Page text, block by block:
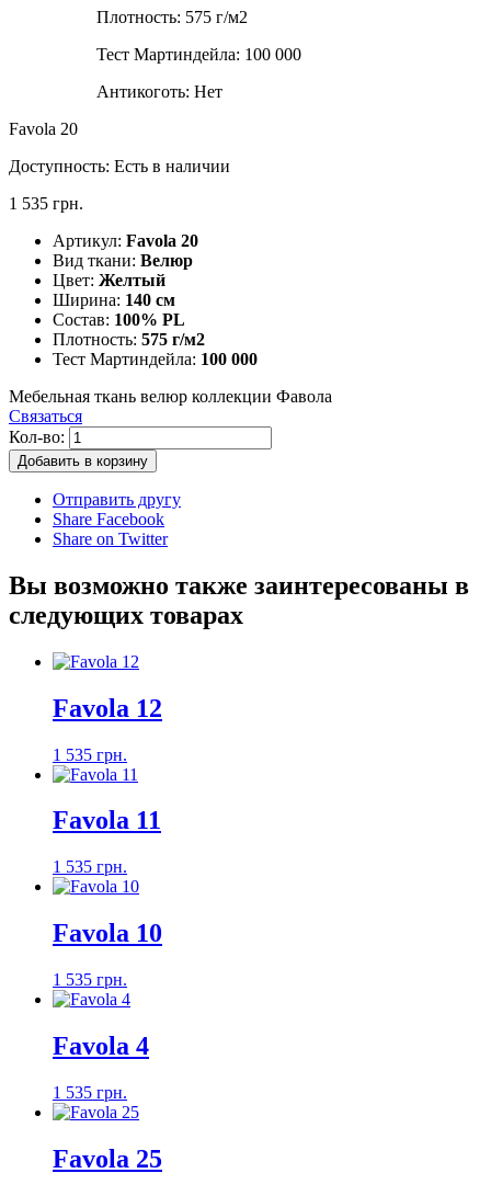
Плотность: 575 г/м2
Тест Мартиндейла: 100 000
Антикоготь: Нет
Favola 20
Доступность: Есть в наличии
1 535 грн.
Артикул: Favola 20
Вид ткани: Велюр
Цвет: Желтый
Ширина: 140 см
Состав: 100% PL
Плотность: 575 г/м2
Тест Мартиндейла: 100 000
Мебельная ткань велюр коллекции Фавола
Связаться
Кол-во:
Добавить в корзину
Отправить другу
Share Facebook
Share on Twitter
Вы возможно также заинтересованы в
следующих товарах
Favola 12
1 535 грн.
Favola 11
1 535 грн.
Favola 10
1 535 грн.
Favola 4
1 535 грн.
Favola 25